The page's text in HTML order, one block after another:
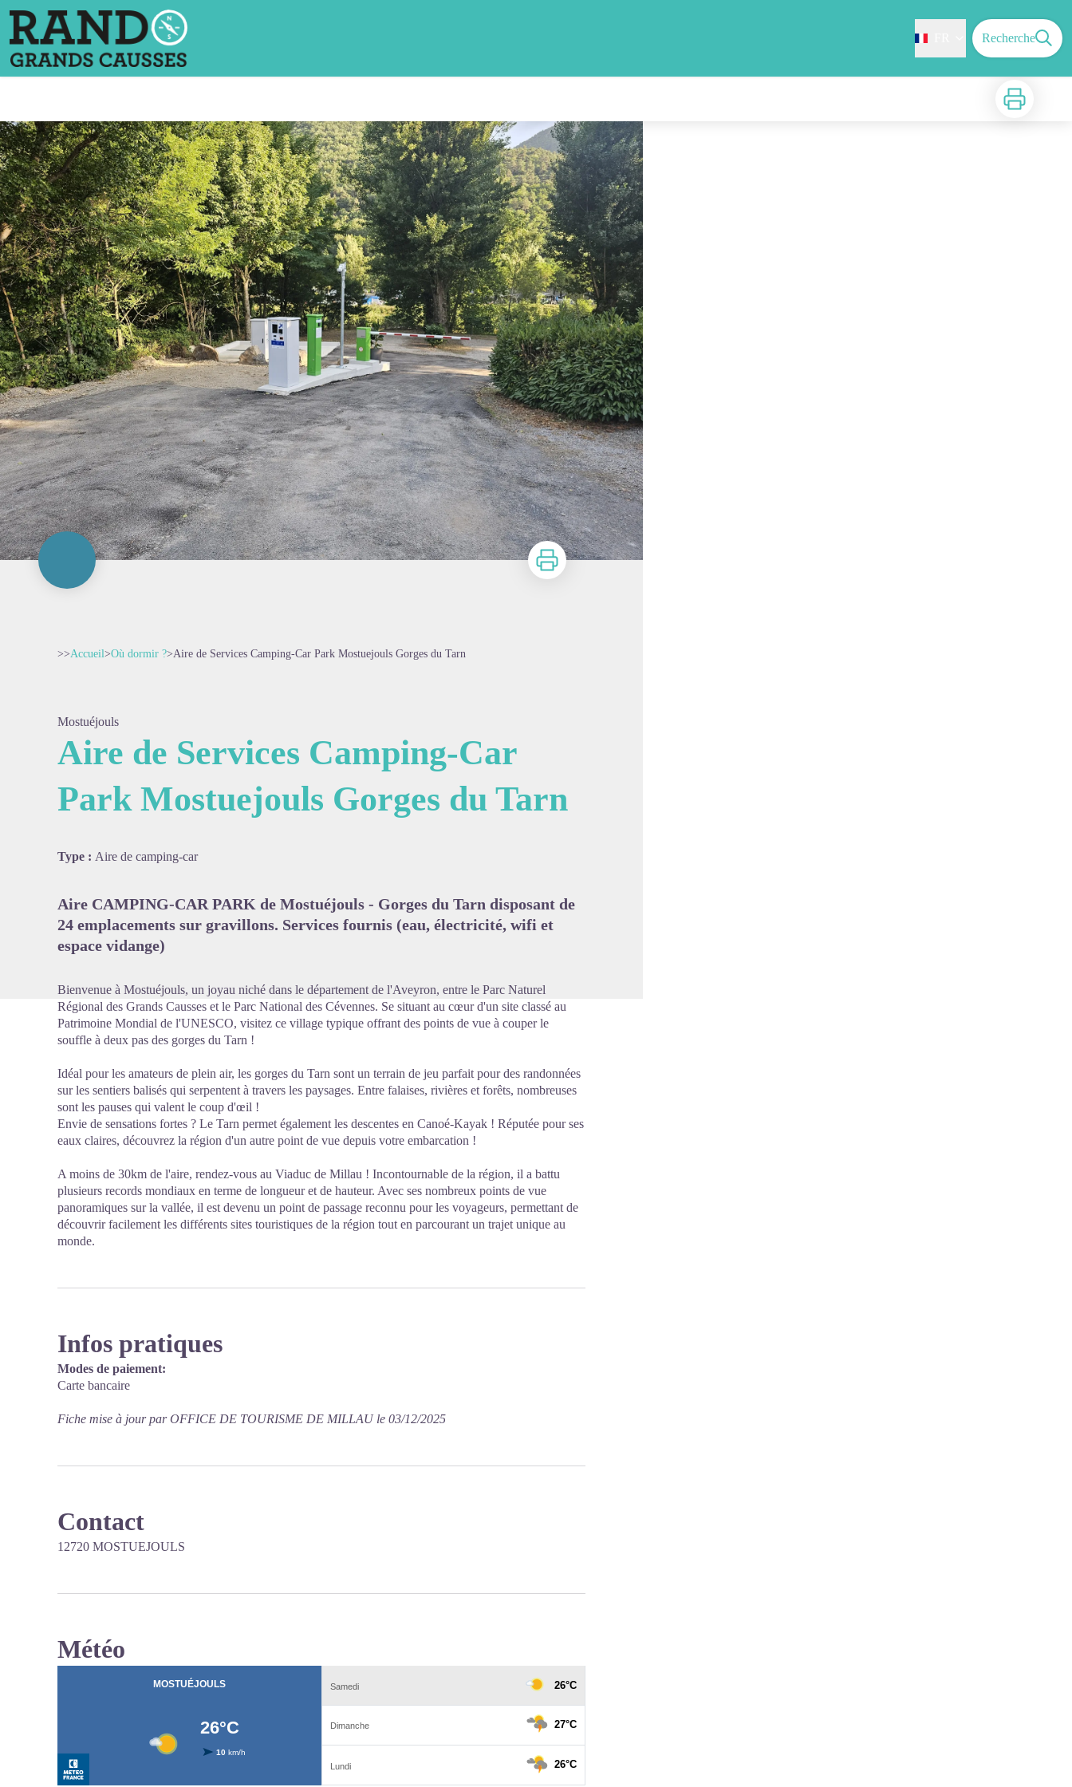
Recherche
Imprimer
Voir l'image en plein écran
Imprimer
>>Accueil>Où dormir ?>Aire de Services Camping-Car Park Mostuejouls Gorges du Tarn
Mostuéjouls
Aire de Services Camping-Car
Park Mostuejouls Gorges du Tarn
Type : Aire de camping-car
Aire CAMPING-CAR PARK de Mostuéjouls - Gorges du Tarn disposant de
24 emplacements sur gravillons. Services fournis (eau, électricité, wifi et
espace vidange)
Bienvenue à Mostuéjouls, un joyau niché dans le département de l'Aveyron, entre le Parc Naturel
Régional des Grands Causses et le Parc National des Cévennes. Se situant au cœur d'un site classé au
Patrimoine Mondial de l'UNESCO, visitez ce village typique offrant des points de vue à couper le
souffle à deux pas des gorges du Tarn !
Idéal pour les amateurs de plein air, les gorges du Tarn sont un terrain de jeu parfait pour des randonnées
sur les sentiers balisés qui serpentent à travers les paysages. Entre falaises, rivières et forêts, nombreuses
sont les pauses qui valent le coup d'œil !
Envie de sensations fortes ? Le Tarn permet également les descentes en Canoé-Kayak ! Réputée pour ses
eaux claires, découvrez la région d'un autre point de vue depuis votre embarcation !
A moins de 30km de l'aire, rendez-vous au Viaduc de Millau ! Incontournable de la région, il a battu
plusieurs records mondiaux en terme de longueur et de hauteur. Avec ses nombreux points de vue
panoramiques sur la vallée, il est devenu un point de passage reconnu pour les voyageurs, permettant de
découvrir facilement les différents sites touristiques de la région tout en parcourant un trajet unique au
monde.
Infos pratiques
Modes de paiement:
Carte bancaire
Fiche mise à jour par OFFICE DE TOURISME DE MILLAU le 03/12/2025
Contact
12720 MOSTUEJOULS
Météo